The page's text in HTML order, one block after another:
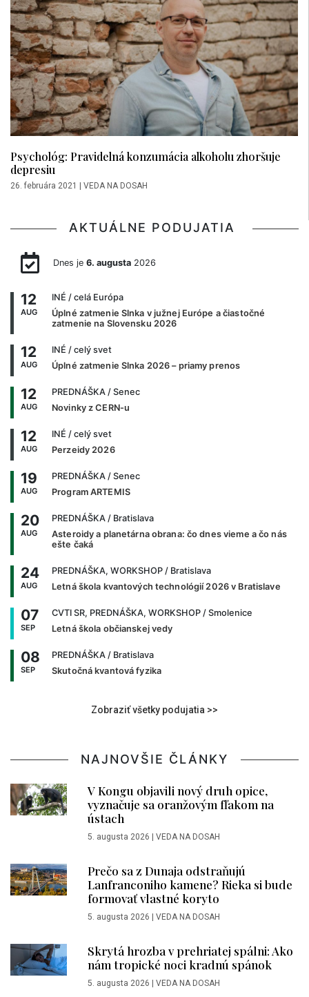
Psychológ: Pravidelná konzumácia alkoholu zhoršuje
depresiu
26. februára 2021 VEDA NA DOSAH
AKTUÁLNE PODUJATIA
Dnes je 6. augusta2026
12
AUG
INÉ / celá Európa
Úplné zatmenie Slnka v južnej Európe a čiastočné
zatmenie na Slovensku 2026
12
AUG
INÉ / celý svet
Úplné zatmenie Slnka 2026 – priamy prenos
12
AUG
PREDNÁŠKA / Senec
Novinky z CERN-u
12
AUG
INÉ / celý svet
Perzeidy 2026
19
AUG
PREDNÁŠKA / Senec
Program ARTEMIS
20
AUG
PREDNÁŠKA / Bratislava
Asteroidy a planetárna obrana: čo dnes vieme a čo nás
ešte čaká
24
AUG
PREDNÁŠKA, WORKSHOP / Bratislava
Letná škola kvantových technológií 2026 v Bratislave
07
SEP
CVTI SR, PREDNÁŠKA, WORKSHOP / Smolenice
Letná škola občianskej vedy
08
SEP
PREDNÁŠKA / Bratislava
Skutočná kvantová fyzika
Zobraziť všetky podujatia >>
NAJNOVŠIE ČLÁNKY
V Kongu objavili nový druh opice,
vyznačuje sa oranžovým fľakom na
ústach
5. augusta 2026 | VEDA NA DOSAH
Prečo sa z Dunaja odstraňujú
Lanfranconiho kamene? Rieka si bude
formovať vlastné koryto
5. augusta 2026 | VEDA NA DOSAH
Skrytá hrozba v prehriatej spálni: Ako
nám tropické noci kradnú spánok
5. augusta 2026 | VEDA NA DOSAH